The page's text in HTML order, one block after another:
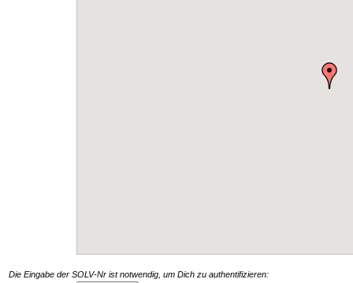
Die Eingabe der SOLV-Nr ist notwendig, um Dich zu authentifizieren: